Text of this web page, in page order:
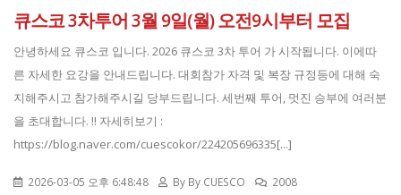
큐스코 3차투어 3월 9일(월) 오전9시부터 모집
안녕하세요 큐스코 입니다. 2026 큐스코 3차 투어 가 시작됩니다. 이에따
른 자세한 요강을 안내드립니다. 대회참가 자격 및 복장 규정등에 대해 숙
지해주시고 참가해주시길 당부드립니다. ​ 세번째 투어, 멋진 승부에 여러분
을 초대합니다. !! 자세히보기 :
https://blog.naver.com/cuescokor/224205696335[...]
2026-03-05 오후 6:48:48 By By CUESCO 2008